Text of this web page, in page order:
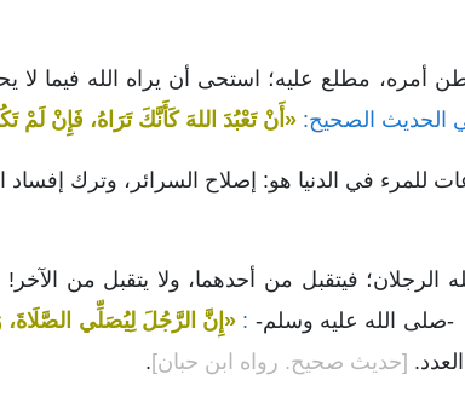
أمره، مطلع عليه؛ استحى أن يراه الله فيما
الحديث الصحيح: «أَنْ تَعْبُدَ اللهَ كَأَنَّكَ تَرَاهُ، فَإِنْ لَمْ
للمرء في الدنيا هو: إصلاح السرائر، وترك إفساد
الرجلان؛ فيتقبل من أحدهما، ولا يتقبل من
-صلى الله عليه وسلم- : «إِنَّ الرَّجُلَ لِيُصَلِّي الصَّلَاةَ،
[حديث صحيح. رواه ابن حبان] .